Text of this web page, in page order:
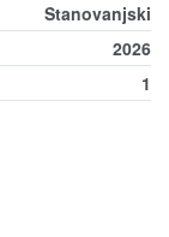
Stanovanjski
2026
1